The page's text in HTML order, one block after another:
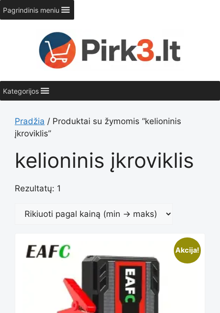
Pereiti
prie
turinio
Pagrindinis meniu
Kategorijos
Pradžia / Produktai su žymomis “kelioninis
įkroviklis”
kelioninis įkroviklis
Rezultatų: 1
Akcija!
This
product